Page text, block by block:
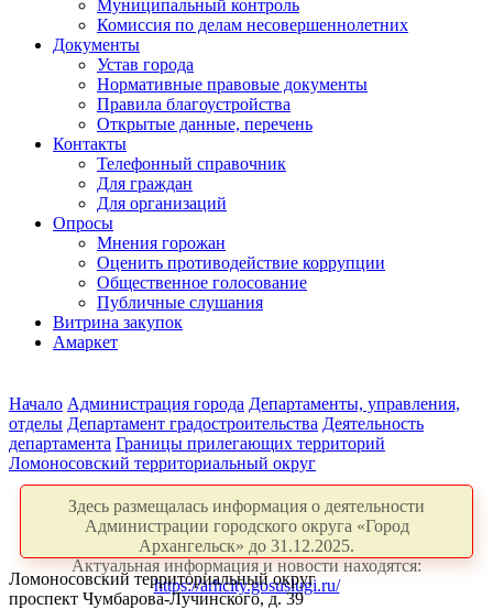
Муниципальный контроль
Комиссия по делам несовершеннолетних
Документы
Устав города
Нормативные правовые документы
Правила благоустройства
Открытые данные, перечень
Контакты
Телефонный справочник
Для граждан
Для организаций
Опросы
Мнения горожан
Оценить противодействие коррупции
Общественное голосование
Публичные слушания
Витрина закупок
Амаркет
Начало Администрация города Департаменты, управления,
отделы Департамент градостроительства Деятельность
департамента Границы прилегающих территорий
Ломоносовский территориальный округ
Здесь размещалась информация о деятельности
Администрации городского округа «Город
Архангельск» до 31.12.2025.
Актуальная информация и новости находятся:
https://arhcity.gosuslugi.ru/
Ломоносовский территориальный округ
проспект Чумбарова-Лучинского, д. 39